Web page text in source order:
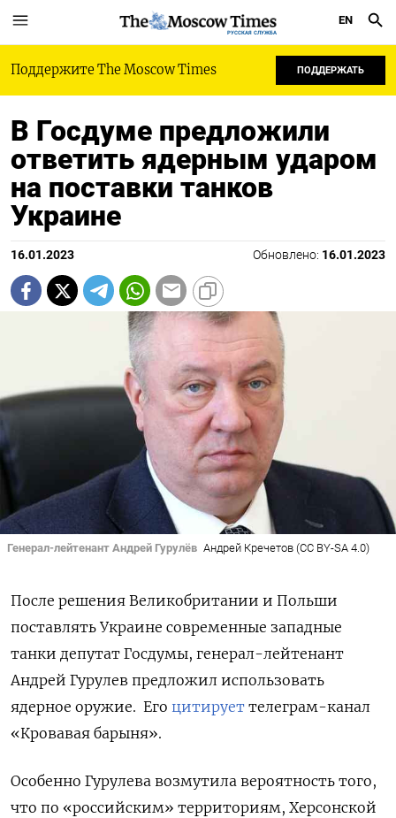
РУССКАЯ СЛУЖБА
EN
Поддержите The Moscow Times ПОДДЕРЖАТЬ
В Госдуме предложили
ответить ядерным ударом
на поставки танков
Украине
16.01.2023 Обновлено: 16.01.2023
Генерал-лейтенант Андрей Гурулёв Андрей Кречетов (CC BY-SA 4.0)
После решения Великобритании и Польши
поставлять Украине современные западные
танки депутат Госдумы, генерал-лейтенант
Андрей Гурулев предложил использовать
ядерное оружие. Его цитирует телеграм-канал
«Кровавая барыня».
Особенно Гурулева возмутила вероятность того,
что по «российским» территориям, Херсонской